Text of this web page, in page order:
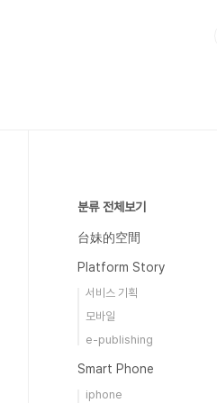
분류 전체보기
台妹的空間
Platform Story
서비스 기획
모바일
e-publishing
Smart Phone
iphone